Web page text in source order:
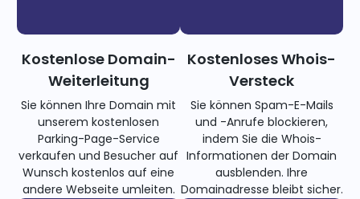
Kostenlose Domain-
Weiterleitung
Sie können Ihre Domain mit
unserem kostenlosen
Parking-Page-Service
verkaufen und Besucher auf
Wunsch kostenlos auf eine
andere Webseite umleiten.
Kostenloses Whois-
Versteck
Sie können Spam-E-Mails
und -Anrufe blockieren,
indem Sie die Whois-
Informationen der Domain
ausblenden. Ihre
Domainadresse bleibt sicher.